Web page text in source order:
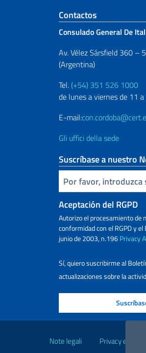
Sezione
Contactos
Consulado General De
Av. Vélez Sársfield 360 –
(Argentina)
Tel. (+54) 351 526 1000
de lunes a viernes de 11
E-mail:
Gli uffici della sede
Suscríbase a nuestro
Inserta tu correo electronico
Aceptación del RGPD
Autorizo ​​el procesamiento de
conformidad con el RGPD y
junio de 2003, n.196Privacy
Sí, quiero suscribirme al
actualizaciones sobre la
Enlaces útiles
Note legali Privacy e